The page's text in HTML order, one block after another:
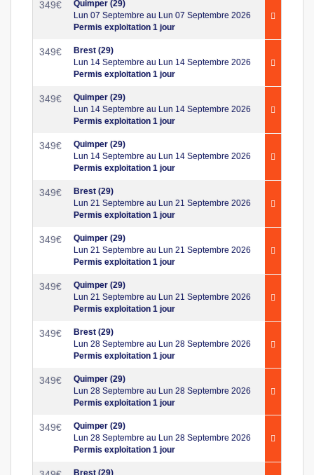
349€
Quimper (29)
Lun 07 Septembre au Lun 07 Septembre 2026
Permis exploitation 1 jour
349€
Brest (29)
Lun 14 Septembre au Lun 14 Septembre 2026
Permis exploitation 1 jour
349€
Quimper (29)
Lun 14 Septembre au Lun 14 Septembre 2026
Permis exploitation 1 jour
349€
Quimper (29)
Lun 14 Septembre au Lun 14 Septembre 2026
Permis exploitation 1 jour
349€
Brest (29)
Lun 21 Septembre au Lun 21 Septembre 2026
Permis exploitation 1 jour
349€
Quimper (29)
Lun 21 Septembre au Lun 21 Septembre 2026
Permis exploitation 1 jour
349€
Quimper (29)
Lun 21 Septembre au Lun 21 Septembre 2026
Permis exploitation 1 jour
349€
Brest (29)
Lun 28 Septembre au Lun 28 Septembre 2026
Permis exploitation 1 jour
349€
Quimper (29)
Lun 28 Septembre au Lun 28 Septembre 2026
Permis exploitation 1 jour
349€
Quimper (29)
Lun 28 Septembre au Lun 28 Septembre 2026
Permis exploitation 1 jour
Brest (29)